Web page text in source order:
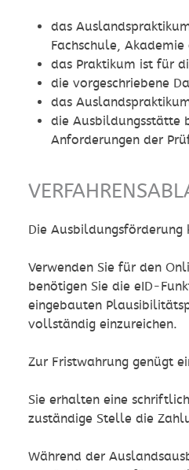
das
Fachschule,
das Praktikum ist für
die vorgeschriebene
das
die Ausbildungsstätte
Anforderungen der
Die
Verwenden Sie für den
benötigen Sie die eID-
eingebauten
vollständig einzureichen.
Zur Fristwahrung genügt
Sie erhalten eine
zuständige Stelle die
Während der